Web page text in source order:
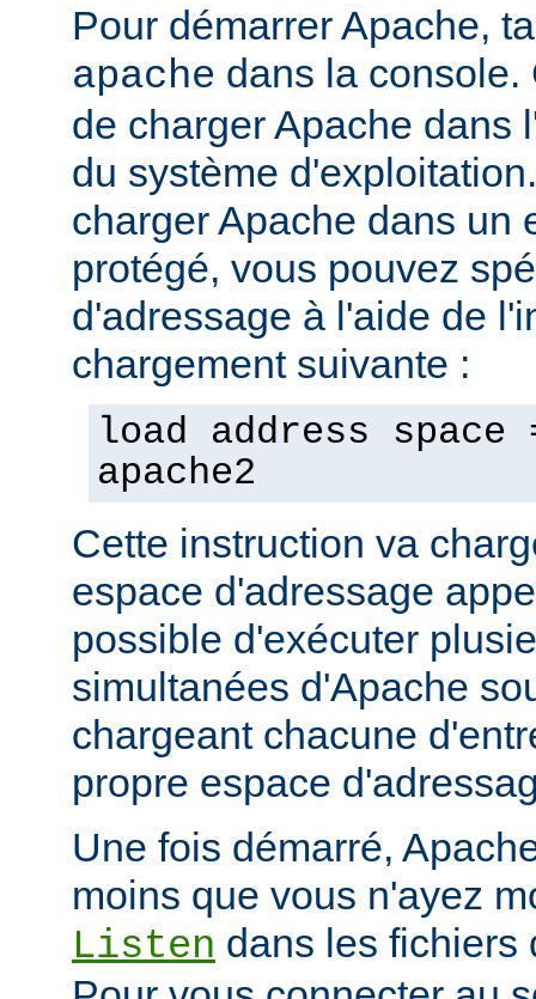
Pour démarrer Apache,
apache dans la console.
de charger Apache dans
du système
charger Apache dans un
protégé, vous pouvez
d'adressage à l'aide de
chargement suivante :
load address space
apache2
Cette instruction va
espace d'adressage
possible d'exécuter
simultanées d'Apache
chargeant chacune
propre espace
Une fois démarré,
moins que vous n'ayez
Listen dans les fichiers